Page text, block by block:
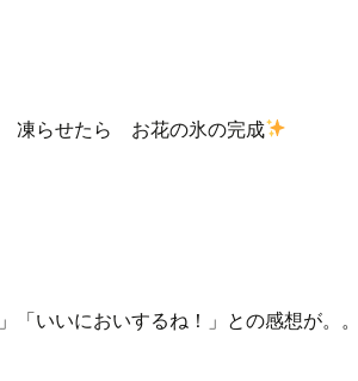
凍らせたら お花の氷の完成
「いいにおいするね！」との感想が。